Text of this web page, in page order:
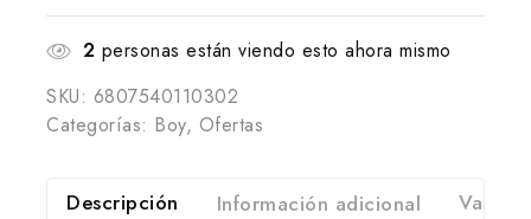
2 personas están viendo esto ahora mismo
SKU: 6807540110302
Categorías: Boy, Ofertas
Descripción Información adicional